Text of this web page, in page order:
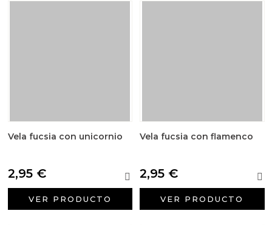
Vela fucsia con unicornio
2,95 €
VER PRODUCTO
Vela fucsia con flamenco
2,95 €
VER PRODUCTO